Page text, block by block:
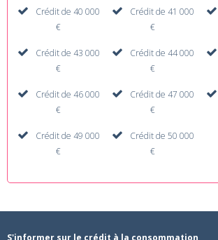
Crédit de 40 000
€
Crédit de 41 000
€
Crédit de 43 000
€
Crédit de 44 000
€
Crédit de 46 000
€
Crédit de 47 000
€
Crédit de 49 000
€
Crédit de 50 000
€
S'informer sur le crédit à la consommation